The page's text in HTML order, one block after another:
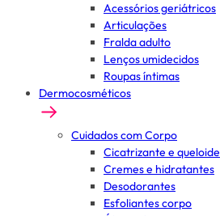
Acessórios geriátricos
Articulações
Fralda adulto
Lenços umidecidos
Roupas íntimas
Dermocosméticos
Cuidados com Corpo
Cicatrizante e queloide
Cremes e hidratantes
Desodorantes
Esfoliantes corpo